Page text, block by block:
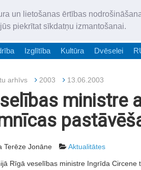
un lietošanas ērtības
piekrītat sīkdatņu izmantošanai.
Izglītība Kultūra Dvēselei
arhīvs 2003 13.06.2003
ministre
Terēze Jonāne Aktualitātes
Rīgā veselības ministre Ingrīda